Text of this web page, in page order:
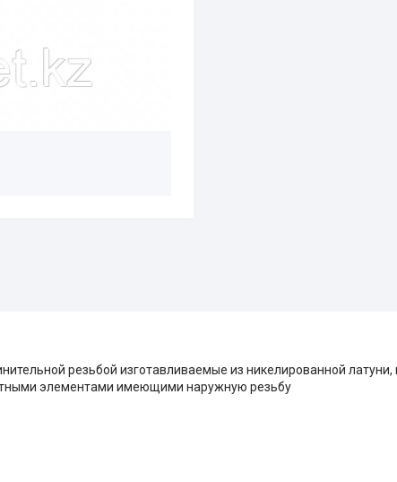
резьбой изготавливаемые из никелированной
элементами имеющими наружную резьбу